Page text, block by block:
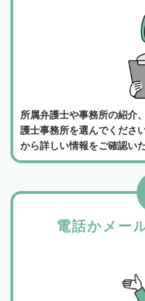
所属弁護士や事務所の紹介
護士事務所を選んでくださ
から詳しい情報をご確認い
電話かメー